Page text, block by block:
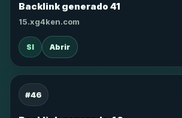
Backlink generado 41
15.xg4ken.com
SI Abrir
#46